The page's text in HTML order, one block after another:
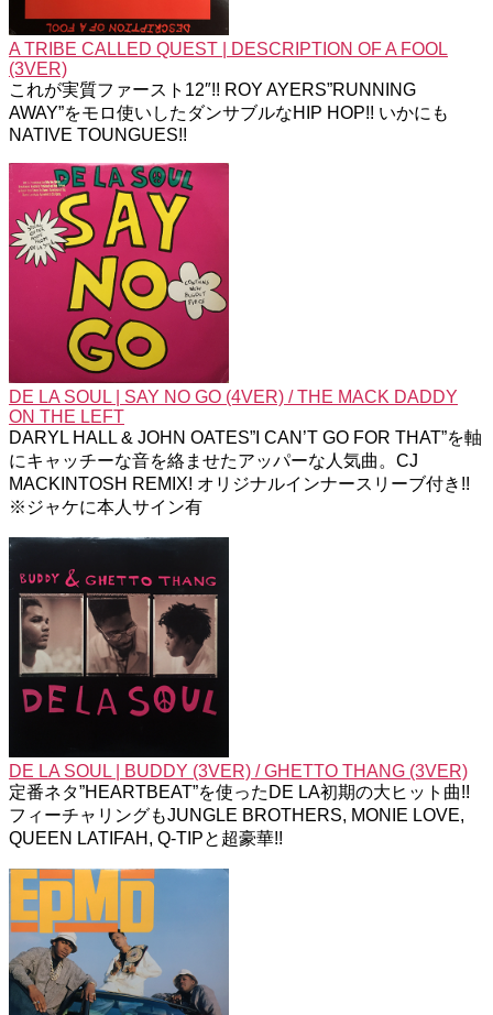
A TRIBE CALLED QUEST | DESCRIPTION OF A FOOL
(3VER)
これが実質ファースト12″!! ROY AYERS”RUNNING
AWAY”をモロ使いしたダンサブルなHIP HOP!! いかにも
NATIVE TOUNGUES!!
DE LA SOUL | SAY NO GO (4VER) / THE MACK DADDY
ON THE LEFT
DARYL HALL & JOHN OATES”I CAN’T GO FOR THAT”を軸
にキャッチーな音を絡ませたアッパーな人気曲。CJ
MACKINTOSH REMIX! オリジナルインナースリーブ付き!!
※ジャケに本人サイン有
DE LA SOUL | BUDDY (3VER) / GHETTO THANG (3VER)
定番ネタ”HEARTBEAT”を使ったDE LA初期の大ヒット曲!!
フィーチャリングもJUNGLE BROTHERS, MONIE LOVE,
QUEEN LATIFAH, Q-TIPと超豪華!!